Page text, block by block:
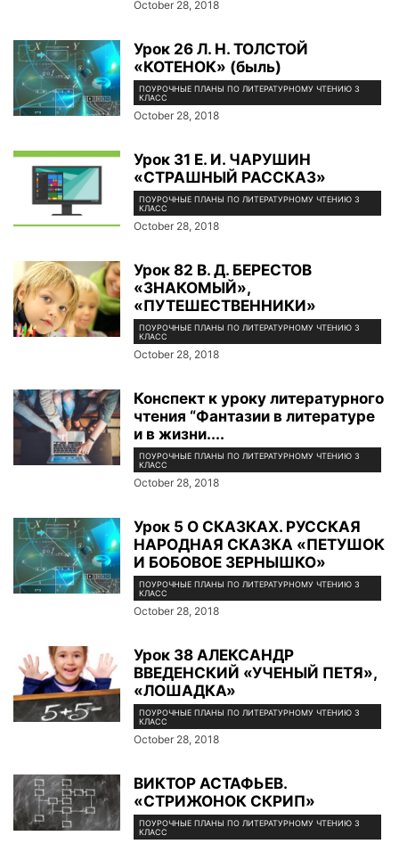
October 28, 2018
Урок 26 Л. Н. ТОЛСТОЙ
«КОТЕНОК» (быль)
ПОУРОЧНЫЕ ПЛАНЫ ПО ЛИТЕРАТУРНОМУ ЧТЕНИЮ 3
КЛАСС
October 28, 2018
Урок 31 Е. И. ЧАРУШИН
«СТРАШНЫЙ РАССКАЗ»
ПОУРОЧНЫЕ ПЛАНЫ ПО ЛИТЕРАТУРНОМУ ЧТЕНИЮ 3
КЛАСС
October 28, 2018
Урок 82 В. Д. БЕРЕСТОВ
«ЗНАКОМЫЙ»,
«ПУТЕШЕСТВЕННИКИ»
ПОУРОЧНЫЕ ПЛАНЫ ПО ЛИТЕРАТУРНОМУ ЧТЕНИЮ 3
КЛАСС
October 28, 2018
Конспект к уроку литературного
чтения “Фантазии в литературе
и в жизни....
ПОУРОЧНЫЕ ПЛАНЫ ПО ЛИТЕРАТУРНОМУ ЧТЕНИЮ 3
КЛАСС
October 28, 2018
Урок 5 О СКАЗКАХ. РУССКАЯ
НАРОДНАЯ СКАЗКА «ПЕТУШОК
И БОБОВОЕ ЗЕРНЫШКО»
ПОУРОЧНЫЕ ПЛАНЫ ПО ЛИТЕРАТУРНОМУ ЧТЕНИЮ 3
КЛАСС
October 28, 2018
Урок 38 АЛЕКСАНДР
ВВЕДЕНСКИЙ «УЧЕНЫЙ ПЕТЯ»,
«ЛОШАДКА»
ПОУРОЧНЫЕ ПЛАНЫ ПО ЛИТЕРАТУРНОМУ ЧТЕНИЮ 3
КЛАСС
October 28, 2018
ВИКТОР АСТАФЬЕВ.
«СТРИЖОНОК СКРИП»
ПОУРОЧНЫЕ ПЛАНЫ ПО ЛИТЕРАТУРНОМУ ЧТЕНИЮ 3
КЛАСС